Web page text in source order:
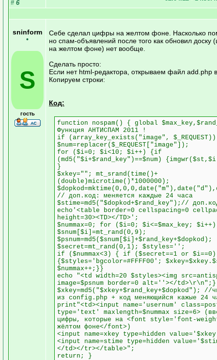
# 6
sninform
•
S
гость
Себе сделал цифры на желтом фоне. Насколько
но спам-объявлений после того как обновил доску
на желтом фоне) нет вообще.
Сделать просто:
Если нет html-редактора, открываем файл add.php
Копируем строки:
Код:
function nospam() { global
Функция АНТИСПАМ 2011 !
if (array_key_exists("image",
$num=replacer($_REQUEST["image"]);
for ($i=0; $i<10; $i++) {if
(md5("$i+$rand_key")==$num)
}
$xkey=""; mt_srand(time()+
(double)microtime()*1000000);
// доп.код: меняется каждые 24 часа
$stime=md5("$dopkod+$rand_key");//
echo'<table border=0 cellspacing=0
height=30><TD></TD>';
$nummax=0; for ($i=0; $i<=$max_key;
$snum[$i]=mt_rand(0,9);
$psnum=md5($snum[$i]+$rand_key+$dopkod);
$secret=mt_rand(0,1); $styles='';
if ($nummax<3) { if ($secret==1 or $i==0)
{$styles='bgcolor=#FFFF00';
$nummax++;}}
echo "<td width=20 $styles><img
image=$psnum border=0 alt=''></td>\r\n";}
$xkey=md5("$xkey+$rand_key+$dopkod"); //
из config.php + код меняющийся кажые 24
print"<td><input name='usernum'
type='text' maxlength=$nummax size=6>
цифры, которые на <font style='font-
жёлтом фоне</font>)
<input name=xkey type=hidden
<input name=stime type=hidden
</td></tr></table>";
return; }